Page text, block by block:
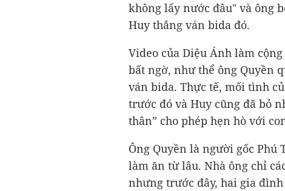
không lấy nước đâu" và ông
Huy thắng ván bida đó.
Video của Diệu Ánh làm
bất ngờ, như thể ông Quyền
ván bida. Thực tế, mối tình
trước đó và Huy cũng đã bỏ
thân” cho phép hẹn hò với
Ông Quyền là người gốc Phú
làm ăn từ lâu. Nhà ông chỉ
nhưng trước đây, hai gia